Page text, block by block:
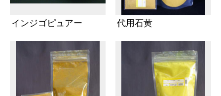
インジゴピュアー 代用石黄